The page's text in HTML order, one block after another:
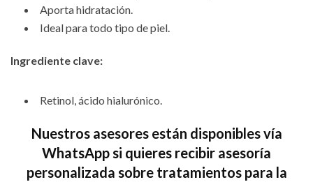
Aporta hidratación.
Ideal para todo tipo de piel.
Ingrediente clave:
Retinol, ácido hialurónico.
Nuestros asesores están disponibles vía
WhatsApp si quieres recibir asesoría
personalizada sobre tratamientos para la